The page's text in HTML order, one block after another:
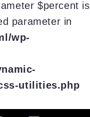
$percent is
parameter in
wp-
utilities.php